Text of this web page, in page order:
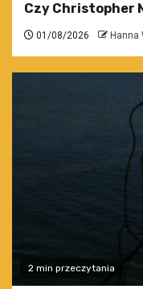
Czy Christopher
01/08/2026 Hanna
2 min przeczytania